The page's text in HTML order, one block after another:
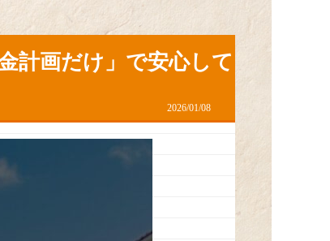
計画だけ」で安心して
2026/01/08